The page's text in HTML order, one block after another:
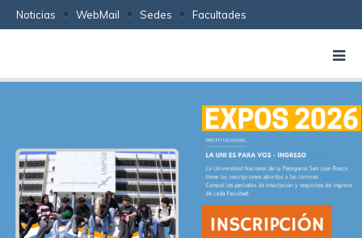
Noticias WebMail Sedes Facultades